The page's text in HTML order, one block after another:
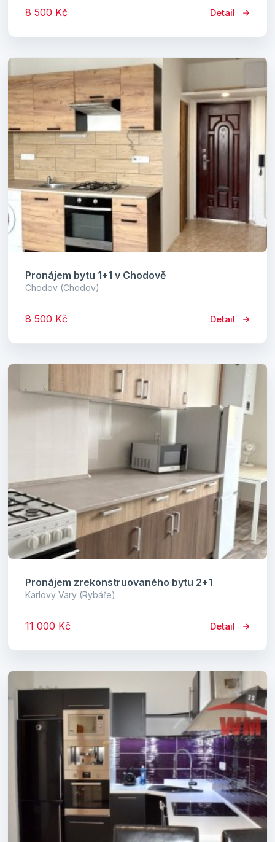
8 500 Kč Detail
Pronájem bytu 1+1 v Chodově
Chodov (Chodov)
8 500 Kč Detail
Pronájem zrekonstruovaného bytu 2+1
Karlovy Vary (Rybáře)
11 000 Kč Detail